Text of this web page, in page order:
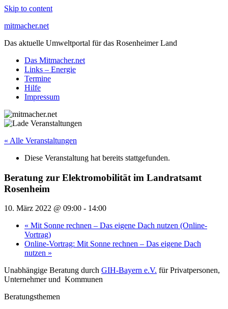
Skip to content
mitmacher.net
Das aktuelle Umweltportal für das Rosenheimer Land
Das Mitmacher.net
Links – Energie
Termine
Hilfe
Impressum
« Alle Veranstaltungen
Diese Veranstaltung hat bereits stattgefunden.
Beratung zur Elektromobilität im Landratsamt
Rosenheim
10. März 2022 @ 09:00 - 14:00
« Mit Sonne rechnen – Das eigene Dach nutzen (Online-
Vortrag)
Online-Vortrag: Mit Sonne rechnen – Das eigene Dach
nutzen »
Unabhängige Beratung durch GIH-Bayern e.V. für Privatpersonen,
Unternehmer und Kommunen
Beratungsthemen